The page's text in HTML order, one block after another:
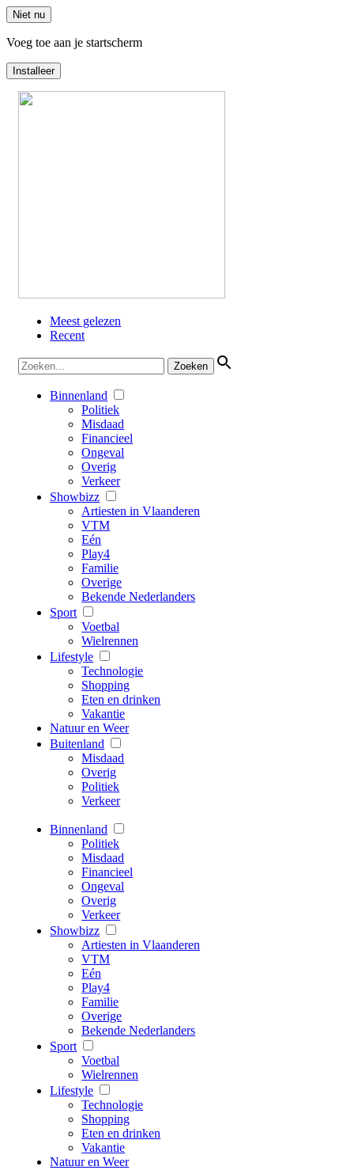
Niet nu
Voeg toe aan je startscherm
Installeer
Meest gelezen
Recent
Binnenland
Politiek
Misdaad
Financieel
Ongeval
Overig
Verkeer
Showbizz
Artiesten in Vlaanderen
VTM
Eén
Play4
Familie
Overige
Bekende Nederlanders
Sport
Voetbal
Wielrennen
Lifestyle
Technologie
Shopping
Eten en drinken
Vakantie
Natuur en Weer
Buitenland
Misdaad
Overig
Politiek
Verkeer
Binnenland
Politiek
Misdaad
Financieel
Ongeval
Overig
Verkeer
Showbizz
Artiesten in Vlaanderen
VTM
Eén
Play4
Familie
Overige
Bekende Nederlanders
Sport
Voetbal
Wielrennen
Lifestyle
Technologie
Shopping
Eten en drinken
Vakantie
Natuur en Weer